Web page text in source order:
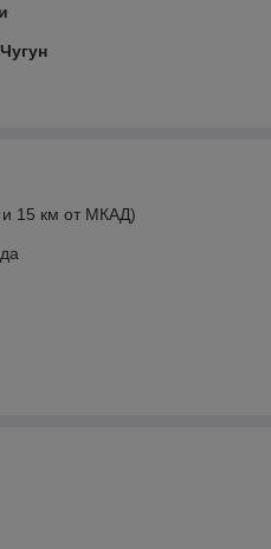
Чугун
и 15 км от МКАД)